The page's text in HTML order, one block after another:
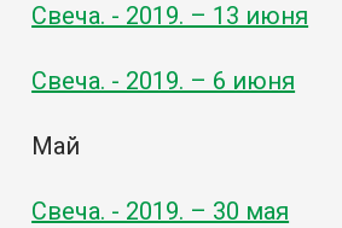
Свеча. - 2019. – 13 июня
Свеча. - 2019. – 6 июня
Май
Свеча. - 2019. – 30 мая